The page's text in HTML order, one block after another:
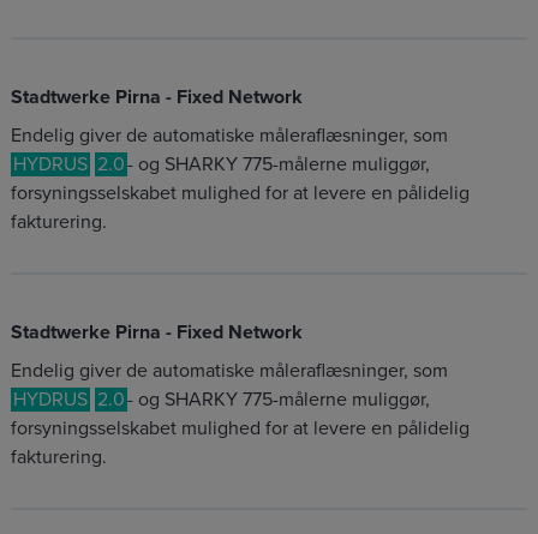
Stadtwerke Pirna - Fixed Network
Endelig giver de automatiske måleraflæsninger, som
HYDRUS 2.0- og SHARKY 775-målerne muliggør,
forsyningsselskabet mulighed for at levere en pålidelig
fakturering.
Stadtwerke Pirna - Fixed Network
Endelig giver de automatiske måleraflæsninger, som
HYDRUS 2.0- og SHARKY 775-målerne muliggør,
forsyningsselskabet mulighed for at levere en pålidelig
fakturering.